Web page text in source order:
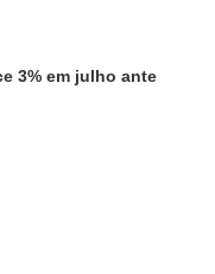
3% em julho ante